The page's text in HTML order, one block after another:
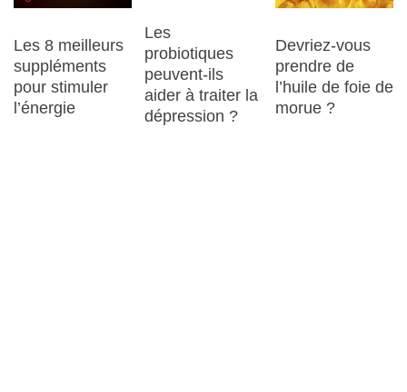
Les 8 meilleurs
suppléments
pour stimuler
l’énergie
Les
probiotiques
peuvent-ils
aider à traiter la
dépression ?
Devriez-vous
prendre de
l’huile de foie de
morue ?